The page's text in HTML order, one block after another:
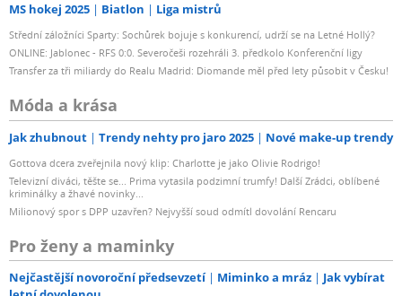
MS hokej 2025 Biatlon Liga mistrů
Střední záložníci Sparty: Sochůrek bojuje s konkurencí, udrží se na Letné Hollý?
ONLINE: Jablonec - RFS 0:0. Severočeši rozehráli 3. předkolo Konferenční ligy
Transfer za tři miliardy do Realu Madrid: Diomande měl před lety působit v Česku!
Móda a krása
Jak zhubnout Trendy nehty pro jaro 2025 Nové make-up trendy
Gottova dcera zveřejnila nový klip: Charlotte je jako Olivie Rodrigo!
Televizní diváci, těšte se... Prima vytasila podzimní trumfy! Další Zrádci, oblíbené
kriminálky a žhavé novinky...
Milionový spor s DPP uzavřen? Nejvyšší soud odmítl dovolání Rencaru
Pro ženy a maminky
Nejčastější novoroční předsevzetí Miminko a mráz
Jak vybírat